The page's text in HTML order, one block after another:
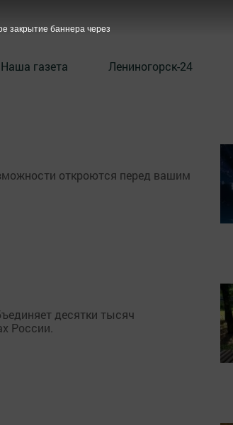
Наша газета Лениногорск-24
откроются перед вашим
десятки тысяч
России.
закрытие баннера через